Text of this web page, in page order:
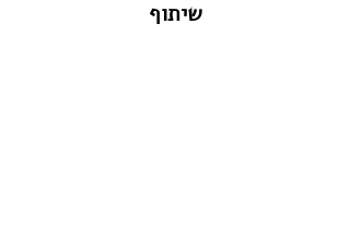
שיתוף